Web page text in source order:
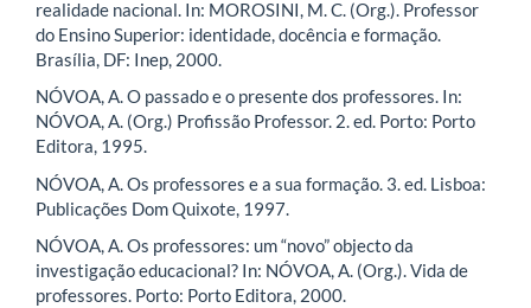
realidade nacional. In: MOROSINI, M. C. (Org.). Professor
do Ensino Superior: identidade, docência e formação.
Brasília, DF: Inep, 2000.
NÓVOA, A. O passado e o presente dos professores. In:
NÓVOA, A. (Org.) Profissão Professor. 2. ed. Porto: Porto
Editora, 1995.
NÓVOA, A. Os professores e a sua formação. 3. ed. Lisboa:
Publicações Dom Quixote, 1997.
NÓVOA, A. Os professores: um “novo” objecto da
investigação educacional? In: NÓVOA, A. (Org.). Vida de
professores. Porto: Porto Editora, 2000.